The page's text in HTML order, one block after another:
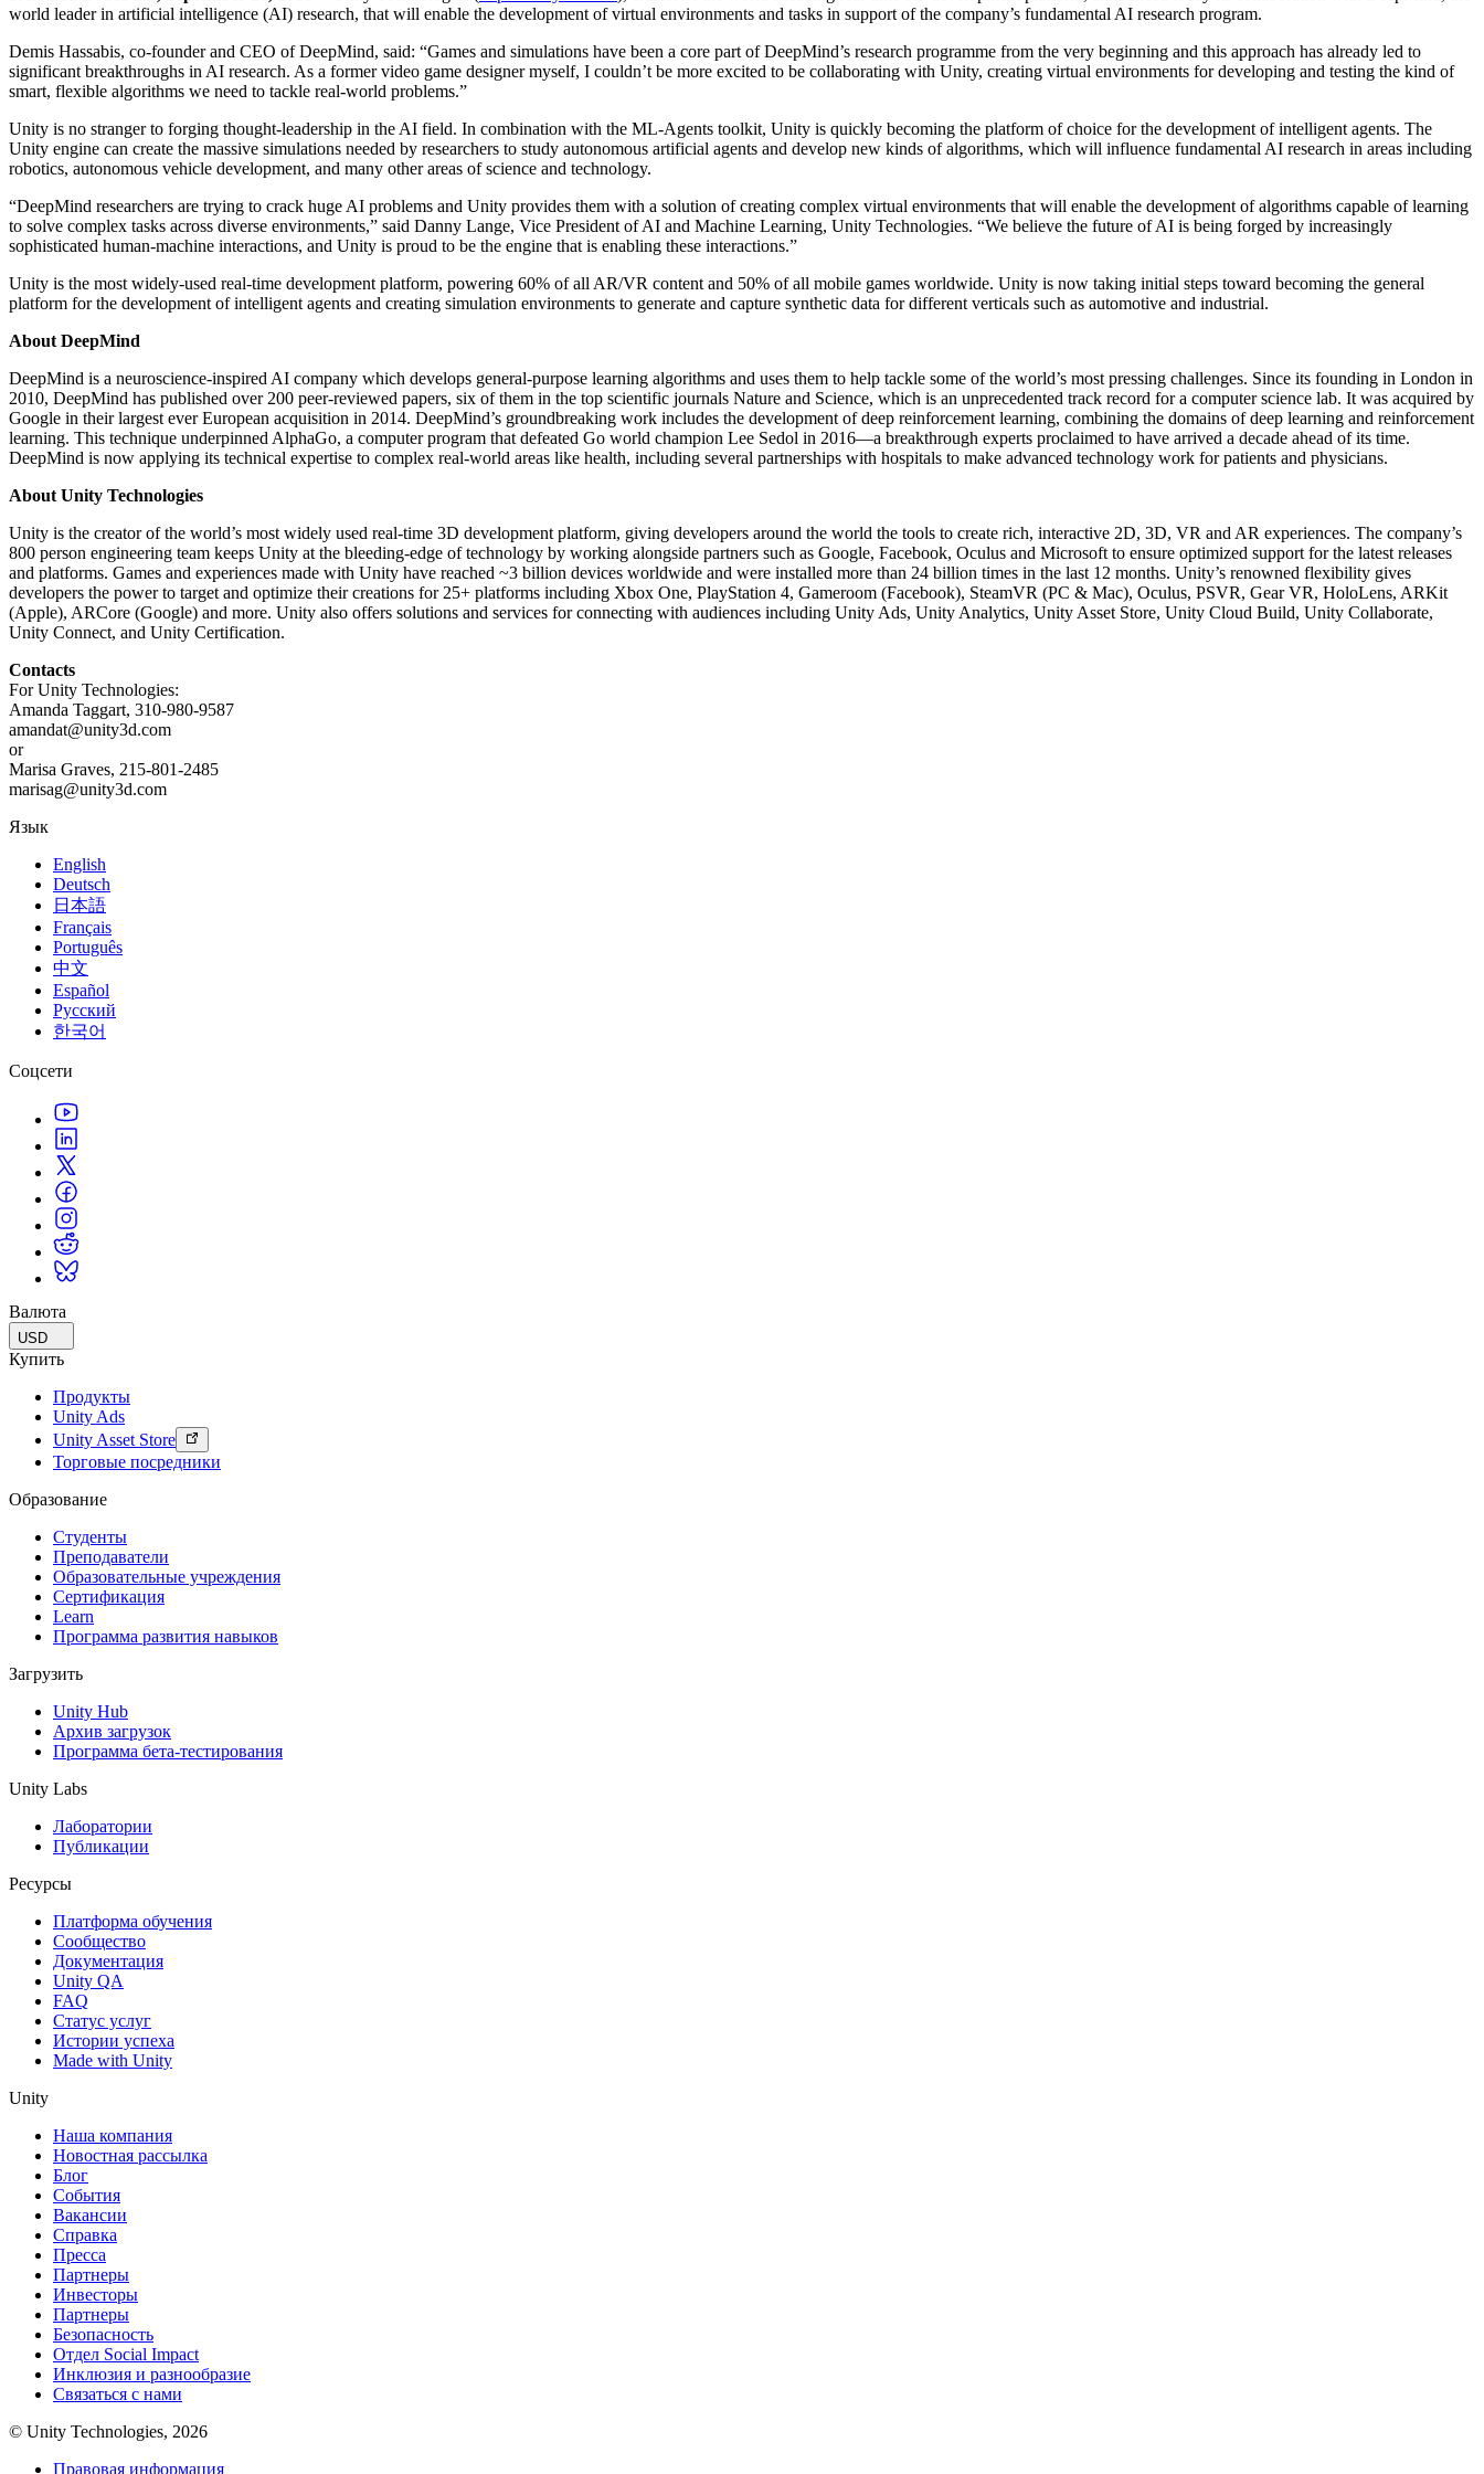
LiveOps
Анализ после запуска и операции с живыми играми
Развивайте
Привлечение пользователей
Будьте замечены и привлекайте мобильных пользователей
Встроенные покупки
Управляйте IAP в магазинах и D2C
Соединяйте игроков с подходящими играми
Рекламируйте с помощью Unity
Монетизируйте с помощью Unity
Мобильные игры
Создавайте и развивайте мобильные хиты с Unity
Инди-игры
Выпускайте большие игры с небольшими командами
XR-игры
Запускайте XR-игры на разных платформах
Многопользовательские игры
Упрощенное создание многопользовательских игр
Торговля
Преобразовать опыт в магазине в онлайн-опыт
Увеличьте инновации и впечатления в автомобиле
Посмотреть все отрасли
Дополнительная информация
Истории успеха
Истории успеха из реальной жизни
Руководства по лучшим практикам
Советы и хитрости от экспертов
Демонстрационные проекты
Демо-версии, образцы и строительные блоки
Все ресурсы
Что нового
Блог
Новости
Новости, истории и пресс-центр
Присоединяйтесь к разработчикам, креаторам и инсайдерам
Награды Unity
Празднование Unity-креаторов по всему миру
Практические руководства
Практические советы и лучшие практики
Образование
Для студентов
Запустите свою карьеру
Для преподавателей
Улучшите свое преподавание
Принесите мощь Unity в ваше учебное заведение
Программы сертификации
Докажите свое мастерство в Unity
world leader in artificial intelligence (AI) research, that will enable the development of virtual environments and tasks in support of the company’s fundamental AI research program.
Demis Hassabis, co-founder and CEO of DeepMind, said: “Games and simulations have been a core part of DeepMind’s research programme from the very beginning and this approach has already led to
significant breakthroughs in AI research. As a former video game designer myself, I couldn’t be more excited to be collaborating with Unity, creating virtual environments for developing and testing the kind of
smart, flexible algorithms we need to tackle real-world problems.”
Unity is no stranger to forging thought-leadership in the AI field. In combination with the ML-Agents toolkit, Unity is quickly becoming the platform of choice for the development of intelligent agents. The
Unity engine can create the massive simulations needed by researchers to study autonomous artificial agents and develop new kinds of algorithms, which will influence fundamental AI research in areas including
robotics, autonomous vehicle development, and many other areas of science and technology.
“DeepMind researchers are trying to crack huge AI problems and Unity provides them with a solution of creating complex virtual environments that will enable the development of algorithms capable of learning
to solve complex tasks across diverse environments,” said Danny Lange, Vice President of AI and Machine Learning, Unity Technologies. “We believe the future of AI is being forged by increasingly
sophisticated human-machine interactions, and Unity is proud to be the engine that is enabling these interactions.”
Unity is the most widely-used real-time development platform, powering 60% of all AR/VR content and 50% of all mobile games worldwide. Unity is now taking initial steps toward becoming the general
platform for the development of intelligent agents and creating simulation environments to generate and capture synthetic data for different verticals such as automotive and industrial.
About DeepMind
DeepMind is a neuroscience-inspired AI company which develops general-purpose learning algorithms and uses them to help tackle some of the world’s most pressing challenges. Since its founding in London in
2010, DeepMind has published over 200 peer-reviewed papers, six of them in the top scientific journals Nature and Science, which is an unprecedented track record for a computer science lab. It was acquired by
Google in their largest ever European acquisition in 2014. DeepMind’s groundbreaking work includes the development of deep reinforcement learning, combining the domains of deep learning and reinforcement
learning. This technique underpinned AlphaGo, a computer program that defeated Go world champion Lee Sedol in 2016—a breakthrough experts proclaimed to have arrived a decade ahead of its time.
DeepMind is now applying its technical expertise to complex real-world areas like health, including several partnerships with hospitals to make advanced technology work for patients and physicians.
About Unity Technologies
Unity is the creator of the world’s most widely used real-time 3D development platform, giving developers around the world the tools to create rich, interactive 2D, 3D, VR and AR experiences. The company’s
800 person engineering team keeps Unity at the bleeding-edge of technology by working alongside partners such as Google, Facebook, Oculus and Microsoft to ensure optimized support for the latest releases
and platforms. Games and experiences made with Unity have reached ~3 billion devices worldwide and were installed more than 24 billion times in the last 12 months. Unity’s renowned flexibility gives
developers the power to target and optimize their creations for 25+ platforms including Xbox One, PlayStation 4, Gameroom (Facebook), SteamVR (PC & Mac), Oculus, PSVR, Gear VR, HoloLens, ARKit
(Apple), ARCore (Google) and more. Unity also offers solutions and services for connecting with audiences including Unity Ads, Unity Analytics, Unity Asset Store, Unity Cloud Build, Unity Collaborate,
Unity Connect, and Unity Certification.
Contacts
For Unity Technologies:
Amanda Taggart, 310-980-9587
amandat@unity3d.com
or
Marisa Graves, 215-801-2485
marisag@unity3d.com
Язык
English
Deutsch
日本語
Français
Português
中文
Español
Русский
한국어
Соцсети
Валюта
USD
Купить
Продукты
Unity Ads
Unity Asset Store
Торговые посредники
Образование
Студенты
Преподаватели
Образовательные учреждения
Сертификация
Learn
Программа развития навыков
Загрузить
Unity Hub
Архив загрузок
Программа бета-тестирования
Unity Labs
Лаборатории
Публикации
Ресурсы
Платформа обучения
Сообщество
Документация
Unity QA
FAQ
Статус услуг
Истории успеха
Made with Unity
Unity
Наша компания
Новостная рассылка
Блог
События
Вакансии
Справка
Пресса
Партнеры
Инвесторы
Партнеры
Безопасность
Отдел Social Impact
Инклюзия и разнообразие
Связаться с нами
© Unity Technologies, 2026
Правовая информация